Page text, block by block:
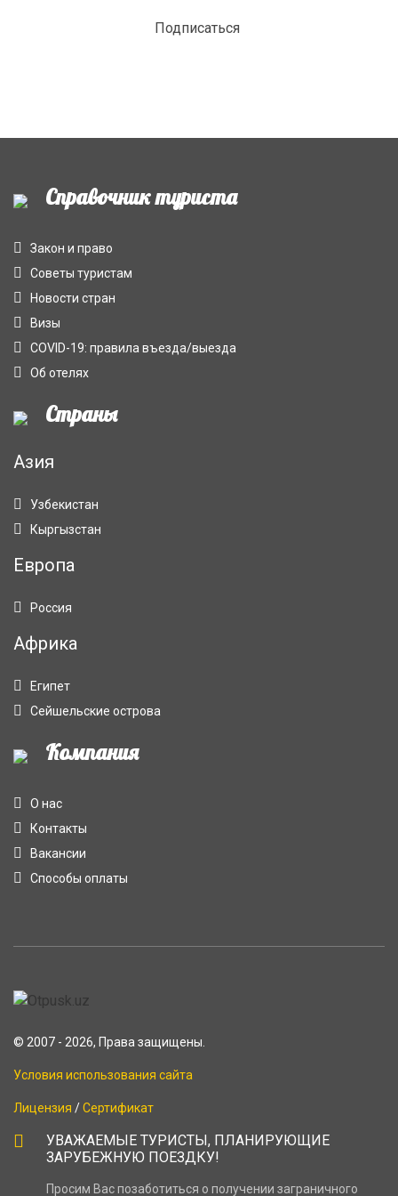
Подписаться
Справочник туриста
Закон и право
Советы туристам
Новости стран
Визы
COVID-19: правила въезда/выезда
Об отелях
Страны
Азия
Узбекистан
Кыргызстан
Европа
Россия
Африка
Египет
Сейшельские острова
Компания
О нас
Контакты
Вакансии
Способы оплаты
© 2007 - 2026, Права защищены.
Условия использования сайта
Лицензия /Сертификат
УВАЖАЕМЫЕ ТУРИСТЫ, ПЛАНИРУЮЩИЕ
ЗАРУБЕЖНУЮ ПОЕЗДКУ!
Просим Вас позаботиться о получении заграничного